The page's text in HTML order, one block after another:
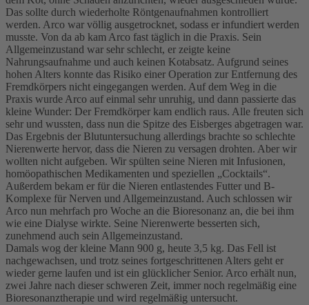
Das sollte durch wiederholte Röntgenaufnahmen kontrolliert
werden. Arco war völlig ausgetrocknet, sodass er infundiert werden
musste. Von da ab kam Arco fast täglich in die Praxis. Sein
Allgemeinzustand war sehr schlecht, er zeigte keine
Nahrungsaufnahme und auch keinen Kotabsatz. Aufgrund seines
hohen Alters konnte das Risiko einer Operation zur Entfernung des
Fremdkörpers nicht eingegangen werden. Auf dem Weg in die
Praxis wurde Arco auf einmal sehr unruhig, und dann passierte das
kleine Wunder: Der Fremdkörper kam endlich raus. Alle freuten sich
sehr und wussten, dass nun die Spitze des Eisberges abgetragen war.
Das Ergebnis der Blutuntersuchung allerdings brachte so schlechte
Nierenwerte hervor, dass die Nieren zu versagen drohten. Aber wir
wollten nicht aufgeben. Wir spülten seine Nieren mit Infusionen,
homöopathischen Medikamenten und speziellen „Cocktails“.
Außerdem bekam er für die Nieren entlastendes Futter und B-
Komplexe für Nerven und Allgemeinzustand. Auch schlossen wir
Arco nun mehrfach pro Woche an die Bioresonanz an, die bei ihm
wie eine Dialyse wirkte. Seine Nierenwerte besserten sich,
zunehmend auch sein Allgemeinzustand.
Damals wog der kleine Mann 900 g, heute 3,5 kg. Das Fell ist
nachgewachsen, und trotz seines fortgeschrittenen Alters geht er
wieder gerne laufen und ist ein glücklicher Senior. Arco erhält nun,
zwei Jahre nach dieser schweren Zeit, immer noch regelmäßig eine
Bioresonanztherapie und wird regelmäßig untersucht.